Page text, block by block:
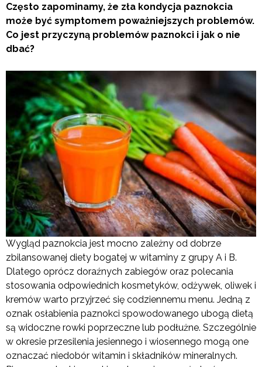
Często zapominamy, że zła kondycja paznokcia
może być symptomem poważniejszych problemów.
Co jest przyczyną problemów paznokci i jak o nie
dbać?
Wygląd paznokcia jest mocno zależny od dobrze
zbilansowanej diety bogatej w witaminy z grupy A i B.
Dlatego oprócz doraźnych zabiegów oraz polecania
stosowania odpowiednich kosmetyków, odżywek, oliwek i
kremów warto przyjrzeć się codziennemu menu. Jedną z
oznak osłabienia paznokci spowodowanego ubogą dietą
są widoczne rowki poprzeczne lub podłużne. Szczególnie
w okresie przesilenia jesiennego i wiosennego mogą one
oznaczać niedobór witamin i składników mineralnych.